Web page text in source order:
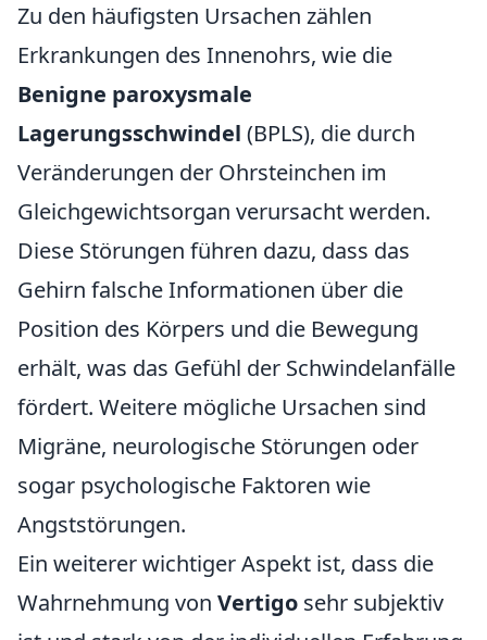
Zu den häufigsten Ursachen zählen
Erkrankungen des Innenohrs, wie die
Benigne paroxysmale
Lagerungsschwindel (BPLS), die durch
Veränderungen der Ohrsteinchen im
Gleichgewichtsorgan verursacht werden.
Diese Störungen führen dazu, dass das
Gehirn falsche Informationen über die
Position des Körpers und die Bewegung
erhält, was das Gefühl der Schwindelanfälle
fördert. Weitere mögliche Ursachen sind
Migräne, neurologische Störungen oder
sogar psychologische Faktoren wie
Angststörungen.
Ein weiterer wichtiger Aspekt ist, dass die
Wahrnehmung von Vertigo sehr subjektiv